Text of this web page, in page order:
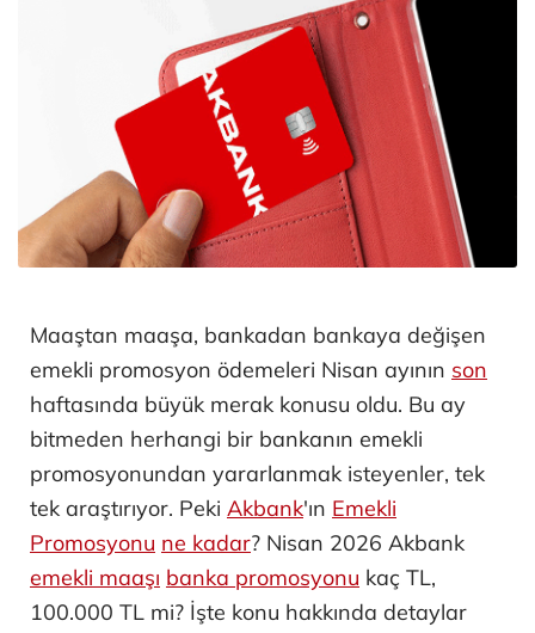
Maaştan maaşa, bankadan bankaya değişen
emekli promosyon ödemeleri Nisan ayının son
haftasında büyük merak konusu oldu. Bu ay
bitmeden herhangi bir bankanın emekli
promosyonundan yararlanmak isteyenler, tek
tek araştırıyor. Peki Akbank'ın Emekli
Promosyonu ne kadar? Nisan 2026 Akbank
emekli maaşı banka promosyonu kaç TL,
100.000 TL mi? İşte konu hakkında detaylar